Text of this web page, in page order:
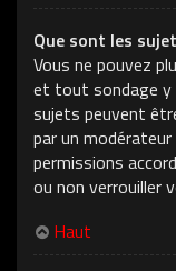
Que sont les
Vous ne pouvez
et tout sondage y
sujets peuvent
par un
permissions
ou non verrouiller
Haut